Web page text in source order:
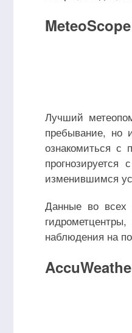
Лучший
пребывание, но
ознакомиться с
изменившимся
Данные во всех
наблюдения на